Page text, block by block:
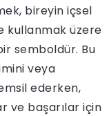
bireyin içsel
kullanmak üzere
semboldür. Bu
veya
ederken,
ve başarılar için